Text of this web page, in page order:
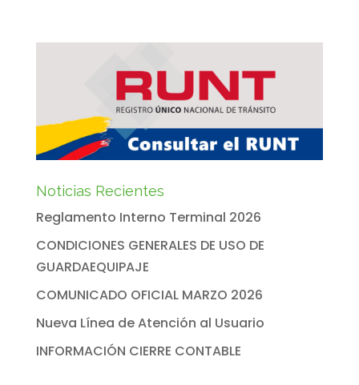
Noticias Recientes
Reglamento Interno Terminal 2026
CONDICIONES GENERALES DE USO DE
GUARDAEQUIPAJE
COMUNICADO OFICIAL MARZO 2026
Nueva Línea de Atención al Usuario
INFORMACIÓN CIERRE CONTABLE